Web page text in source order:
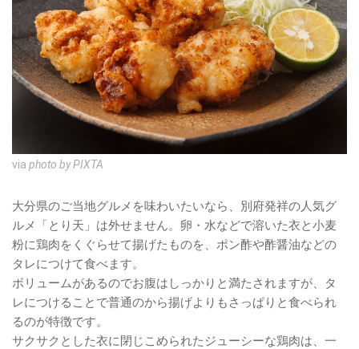
via photo by PIXTA
大分県のご当地グルメを味わいたいなら、別府発祥の人気グ
ルメ「とり天」は外せません。卵・水などで溶いた衣と小麦
粉に鶏肉をくぐらせて揚げたものを、ポン酢や酢醤油などの
タレにつけて食べます。
ボリュームがあるのでお腹はしっかりと満たされますが、タ
レにつけることで普通のから揚げよりもさっぱりと食べられ
るのが特徴です。
サクサクとした衣に閉じこめられたジューシーな鶏肉は、一